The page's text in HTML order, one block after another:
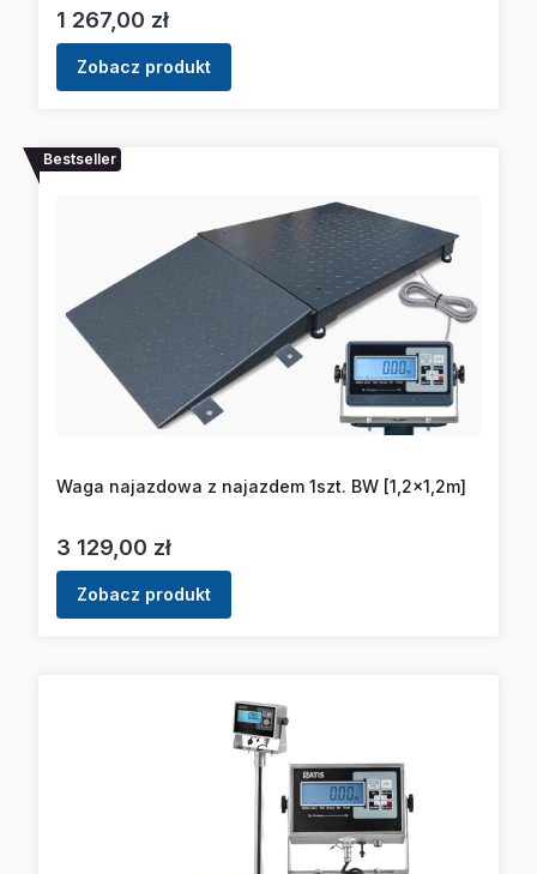
Cena
1 267,00 zł
Zobacz produkt
Bestseller
Waga najazdowa z najazdem 1szt. BW [1,2x1,2m]
Cena
3 129,00 zł
Zobacz produkt